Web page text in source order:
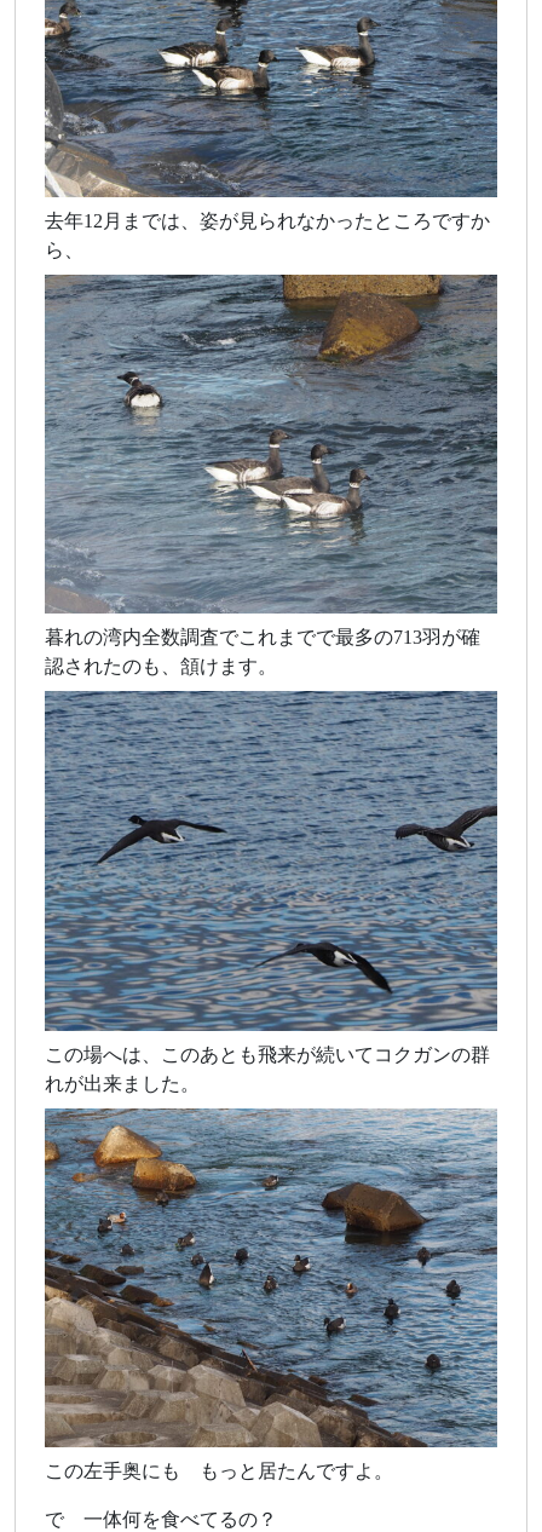
去年12月までは、姿が見られなかったところですか
ら、
暮れの湾内全数調査でこれまでで最多の713羽が確
認されたのも、頷けます。
この場へは、このあとも飛来が続いてコクガンの群
れが出来ました。
この左手奥にも もっと居たんですよ。
で 一体何を食べてるの？